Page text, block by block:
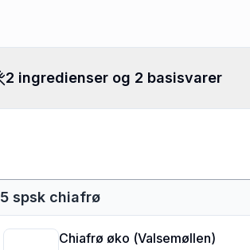
2 ingredienser og 2 basisvarer
5 spsk chiafrø
Chiafrø øko (Valsemøllen)